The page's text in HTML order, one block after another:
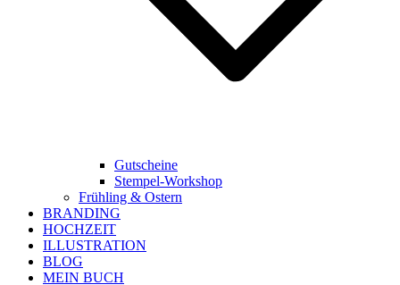
Gutscheine
Stempel-Workshop
Frühling & Ostern
BRANDING
HOCHZEIT
ILLUSTRATION
BLOG
MEIN BUCH